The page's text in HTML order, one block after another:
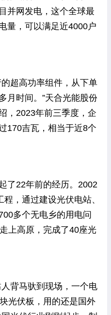
并网发电，这个全球最
量，可以满足近4000户
超高功率组件，从下单
月时间。”天合光能股份
，2023年前三季度，企
170吉瓦，相当于近8个
22年前的经历。2002
，通过建设光伏电站、
多个无电乡的用电问
上高原，完成了40座光
背马驮到现场，一个电
光伏板，用的还是国外